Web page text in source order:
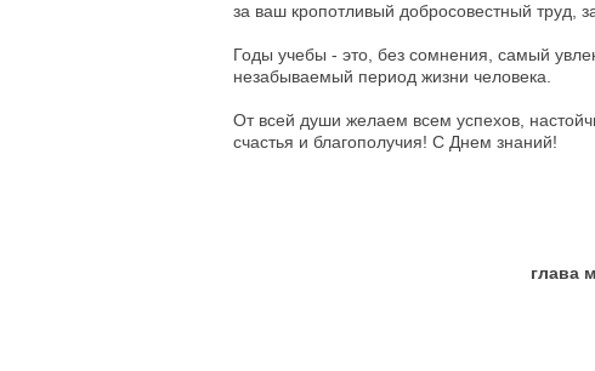
за ваш кропотливый добросовестный труд,
Годы учебы - это, без сомнения, самый
незабываемый период жизни человека.
От всей души желаем всем успехов,
счастья и благополучия! С Днем знаний!
глава